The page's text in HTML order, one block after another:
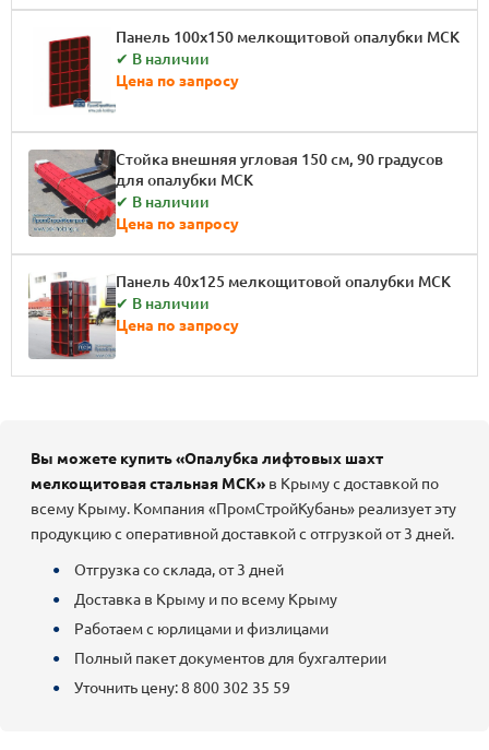
Панель 100x150 мелкощитовой опалубки МСК
✔ В наличии
Цена по запросу
Стойка внешняя угловая 150 см, 90 градусов
для опалубки МСК
✔ В наличии
Цена по запросу
Панель 40x125 мелкощитовой опалубки МСК
✔ В наличии
Цена по запросу
Вы можете купить «Опалубка лифтовых шахт
мелкощитовая стальная МСК» в Крыму с доставкой по
всему Крыму. Компания «ПромСтройКубань» реализует эту
продукцию с оперативной доставкой с отгрузкой от 3 дней.
Отгрузка со склада, от 3 дней
Доставка в Крыму и по всему Крыму
Работаем с юрлицами и физлицами
Полный пакет документов для бухгалтерии
Уточнить цену: 8 800 302 35 59